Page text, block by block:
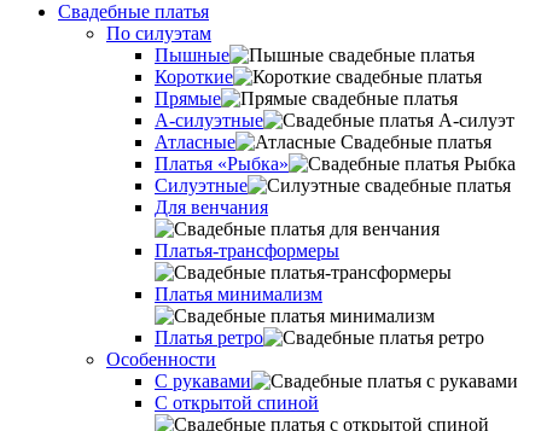
Свадебные платья
По силуэтам
Пышные
Короткие
Прямые
А-силуэтные
Атласные
Платья «Рыбка»
Силуэтные
Для венчания
Платья-трансформеры
Платья минимализм
Платья ретро
Оcобенности
С рукавами
С открытой спиной